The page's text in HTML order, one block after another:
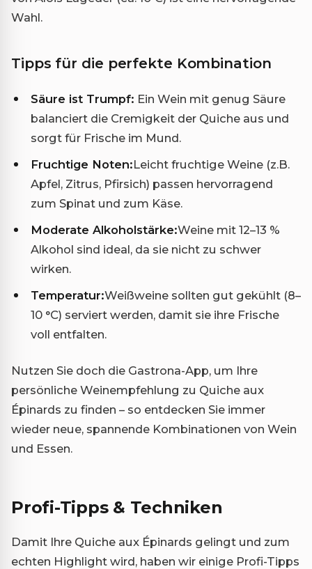
Wahl.
Tipps für die perfekte Kombination
Säure ist Trumpf: Ein Wein mit genug Säure
balanciert die Cremigkeit der Quiche aus und
sorgt für Frische im Mund.
Fruchtige Noten:Leicht fruchtige Weine (z.B.
Apfel, Zitrus, Pfirsich) passen hervorragend
zum Spinat und zum Käse.
Moderate Alkoholstärke:Weine mit 12–13 %
Alkohol sind ideal, da sie nicht zu schwer
wirken.
Temperatur:Weißweine sollten gut gekühlt (8–
10 °C) serviert werden, damit sie ihre Frische
voll entfalten.
Nutzen Sie doch die Gastrona-App, um Ihre
persönliche Weinempfehlung zu Quiche aux
Épinards zu finden – so entdecken Sie immer
wieder neue, spannende Kombinationen von Wein
und Essen.
Profi-Tipps & Techniken
Damit Ihre Quiche aux Épinards gelingt und zum
echten Highlight wird, haben wir einige Profi-Tipps